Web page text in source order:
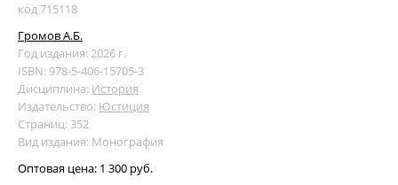
код 715118
Громов А.Б.
Год издания: 2026 г.
ISBN: 978-5-406-15705-3
Дисциплина: История
Издательство: Юстиция
Страниц: 352
Вид издания: Монография
Оптовая цена: 1 300 руб.